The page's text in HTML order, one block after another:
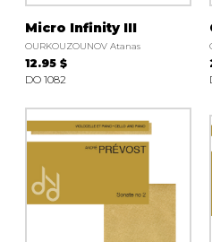
Micro Infinity III
OURKOUZOUNOV Atanas
12.95 $
DO 1082